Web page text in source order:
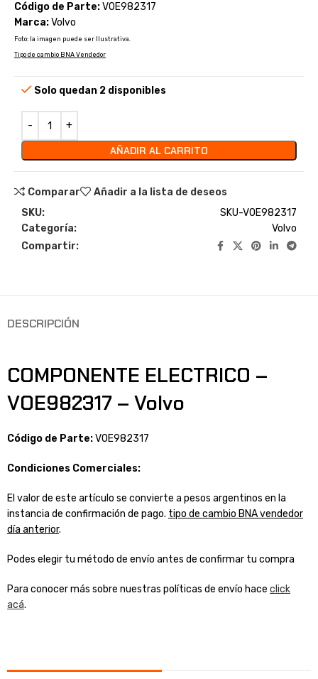
Código de Parte:VOE982317
Marca:Volvo
Foto: la imagen puede ser Ilustrativa.
Tipo de cambio BNA Vendedor
Solo quedan 2 disponibles
AÑADIR AL CARRITO
Comparar
Añadir a la lista de deseos
SKU:
SKU-VOE982317
Categoría:
Volvo
Compartir:
DESCRIPCIÓN
COMPONENTE ELECTRICO –
VOE982317 – Volvo
Código de Parte:VOE982317
Condiciones Comerciales:
El valor de este artículo se convierte a pesos argentinos en la
instancia de confirmación de pago. tipo de cambio BNA vendedor
día anterior.
Podes elegir tu método de envío antes de confirmar tu compra
Para conocer más sobre nuestras políticas de envío hace click
acá.